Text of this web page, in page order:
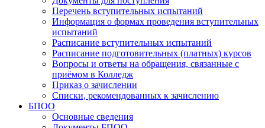
Перечень вступительных испытаний
Информация о формах проведения вступительных
испытаний
Расписание вступительных испытаний
Расписание подготовительных (платных) курсов
Вопросы и ответы на обращения, связанные с
приёмом в Колледж
Приказ о зачислении
Списки, рекомендованных к зачислению
БПОО
Основные сведения